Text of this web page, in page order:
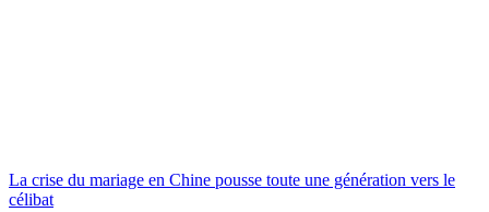
La crise du mariage en Chine pousse toute une génération vers le
célibat